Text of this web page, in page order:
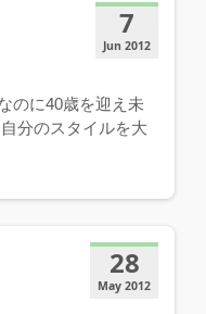
7
Jun 2012
のに40歳を迎え未
分のスタイルを大
28
May 2012